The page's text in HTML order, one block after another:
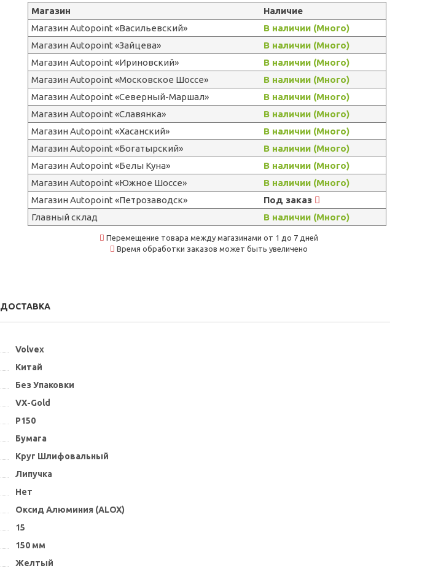
Магазин
Наличие
Магазин Autopoint «Васильевский»
В наличии (Много)
Магазин Autopoint «Зайцева»
В наличии (Много)
Магазин Autopoint «Ириновский»
В наличии (Много)
Магазин Autopoint «Московское Шоссе»
В наличии (Много)
Магазин Autopoint «Северный-Маршал»
В наличии (Много)
Магазин Autopoint «Славянка»
В наличии (Много)
Магазин Autopoint «Хасанский»
В наличии (Много)
Магазин Autopoint «Богатырский»
В наличии (Много)
Магазин Autopoint «Белы Куна»
В наличии (Много)
Магазин Autopoint «Южное Шоссе»
В наличии (Много)
Магазин Autopoint «Петрозаводск»
Под заказ
Главный склад
В наличии (Много)
Перемещение товара между магазинами от 1 до 7 дней
Время обработки заказов может быть увеличено
ДОСТАВКА
Volvex
Китай
Без Упаковки
VX-Gold
P150
Бумага
Круг Шлифовальный
Липучка
Нет
Оксид Алюминия (ALOX)
15
150 мм
Желтый